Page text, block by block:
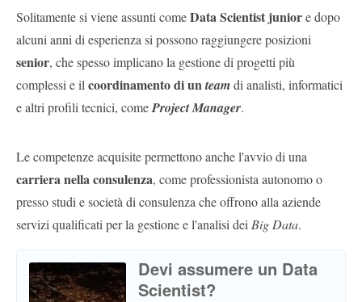
Solitamente si viene assunti comeData Scientist juniore dopo
alcuni anni di esperienza si possono raggiungere posizioni
senior, che spesso implicano la gestione di progetti più
complessi e il coordinamento di unteamdi analisti, informatici
e altri profili tecnici, comeProject Manager.
Le competenze acquisite permettono anche l'avvio di una
carriera nella consulenza, come professionista autonomo o
presso studi e società di consulenza che offrono alla aziende
servizi qualificati per la gestione e l'analisi dei Big Data.
Devi assumere un Data
Scientist?